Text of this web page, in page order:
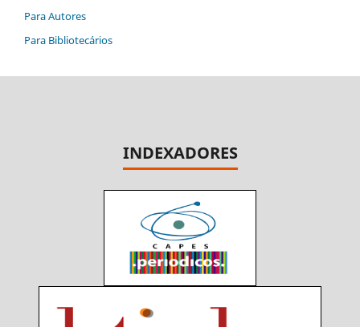
Para Autores
Para Bibliotecários
INDEXADORES